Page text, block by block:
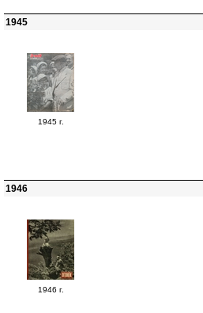
1945
1945 г.
1946
1946 г.